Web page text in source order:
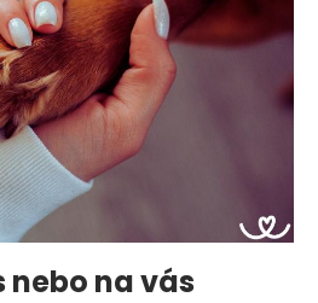
nebo na vás